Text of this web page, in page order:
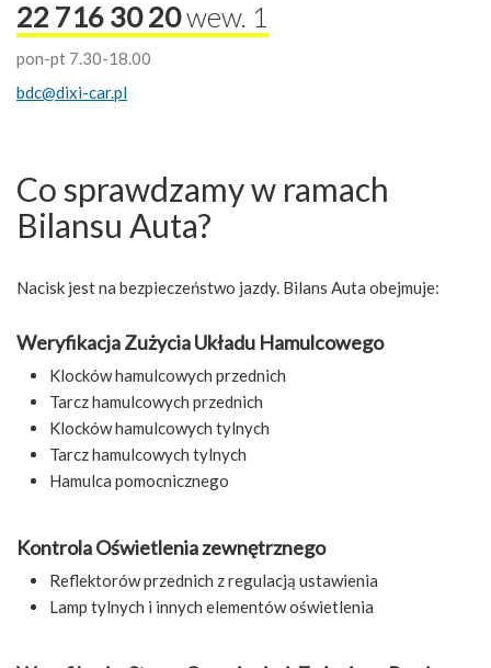
22 716 30 20wew. 1
pon-pt 7.30-18.00
bdc@dixi-car.pl
Co sprawdzamy w ramach
Bilansu Auta?
Nacisk jest na bezpieczeństwo jazdy. Bilans Auta obejmuje:
Weryfikacja Zużycia Układu Hamulcowego
Klocków hamulcowych przednich
Tarcz hamulcowych przednich
Klocków hamulcowych tylnych
Tarcz hamulcowych tylnych
Hamulca pomocnicznego
Kontrola Oświetlenia zewnętrznego
Reflektorów przednich z regulacją ustawienia
Lamp tylnych i innych elementów oświetlenia